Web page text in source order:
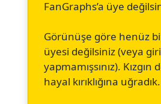
FanGraphs’a üye
Görünüşe göre henüz
üyesi değilsiniz (veya
yapmamışsınız). Kızgın
hayal kırıklığına uğradık.